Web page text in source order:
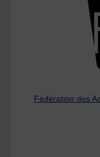
Fédération des